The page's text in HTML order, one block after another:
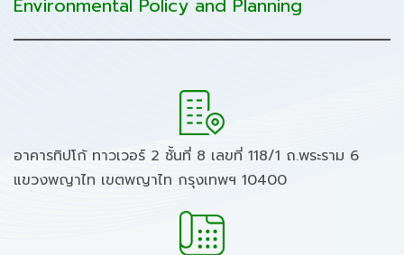
Environmental Policy and Planning
อาคารทิปโก้ ทาวเวอร์ 2 ชั้นที่ 8 เลขที่ 118/1 ถ.พระราม 6
แขวงพญาไท เขตพญาไท กรุงเทพฯ 10400